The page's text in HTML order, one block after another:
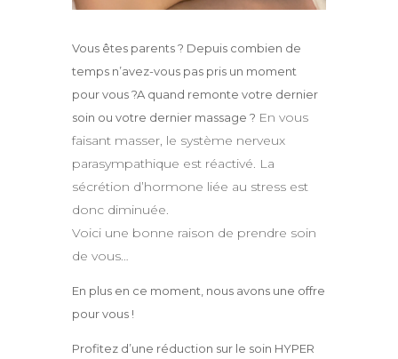
Vous êtes parents ? Depuis combien de
temps n’avez-vous pas pris un moment
pour vous ?A quand remonte votre dernier
soin ou votre dernier massage ? En vous
faisant masser, le système nerveux
parasympathique est réactivé. La
sécrétion d’hormone liée au stress est
donc diminuée.
Voici une bonne raison de prendre soin
de vous…
En plus en ce moment, nous avons une offre
pour vous !
Profitez d’une réduction sur le soin HYPER